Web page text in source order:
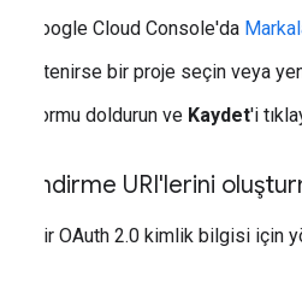
Google Cloud Console'da
İstenirse bir proje seçin veya
Formu doldurun ve Kaydet'i
URI'lerini
bir OAuth 2.0 kimlik bilgisi için